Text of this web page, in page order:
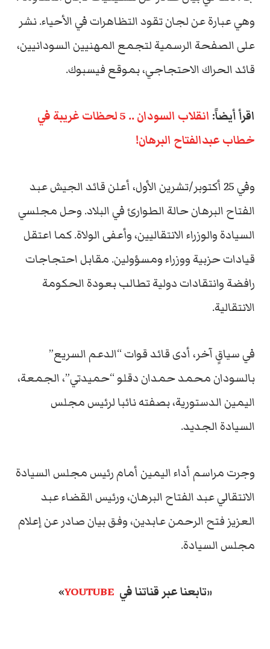
وهي عبارة عن لجان تقود التظاهرات في الأحياء. نشر
على الصفحة الرسمية لتجمع المهنيين السودانيين،
قائد الحراك الاحتجاجي، بموقع فيسبوك.
اقرأ أيضاً:
انقلاب السودان .. 5 لحظات غريبة في
خطاب عبدالفتاح البرهان!
وفي 25 أكتوبر/تشرين الأول، أعلن قائد الجيش عبد
الفتاح البرهان حالة الطوارئ في البلاد. وحل مجلسي
السيادة والوزراء الانتقاليين، وأعفى الولاة. كما اعتقل
قيادات حزبية ووزراء ومسؤولين. مقابل احتجاجات
رافضة وانتقادات دولية تطالب بعودة الحكومة
الانتقالية.
في سياقٍ آخر، أدى قائد قوات “الدعم السريع”
بالسودان محمد حمدان دقلو “حميدتي”، الجمعة،
اليمين الدستورية، بصفته نائبا لرئيس مجلس
السيادة الجديد.
وجرت مراسم أداء اليمين أمام رئيس مجلس السيادة
الانتقالي عبد الفتاح البرهان، ورئيس القضاء عبد
العزيز فتح الرحمن عابدين، وفق بيان صادر عن إعلام
مجلس السيادة.
«تابعنا عبر قناتنا في YOUTUBE
»